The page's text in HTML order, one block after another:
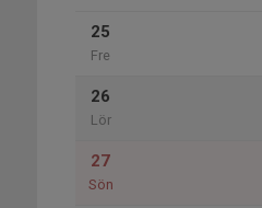
25
Fre
26
Lör
27
Sön